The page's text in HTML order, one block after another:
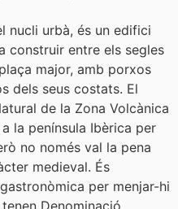
nucli urbà, és un edifici
construir entre els segles
major, amb porxos
dels seus costats. El
de la Zona Volcànica
la península Ibèrica per
no només val la pena
medieval. És
per menjar-hi
Denominació